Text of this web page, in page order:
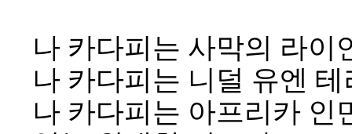
나 카다피는 사막의 라이
나 카다피는 니덜 유엔
나 카다피는 아프리카 인